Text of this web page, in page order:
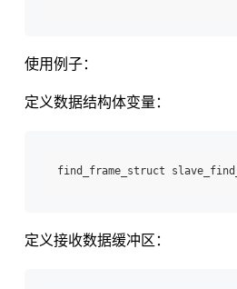
使用例子：
定义数据结构体变量：
定义接收数据缓冲区：